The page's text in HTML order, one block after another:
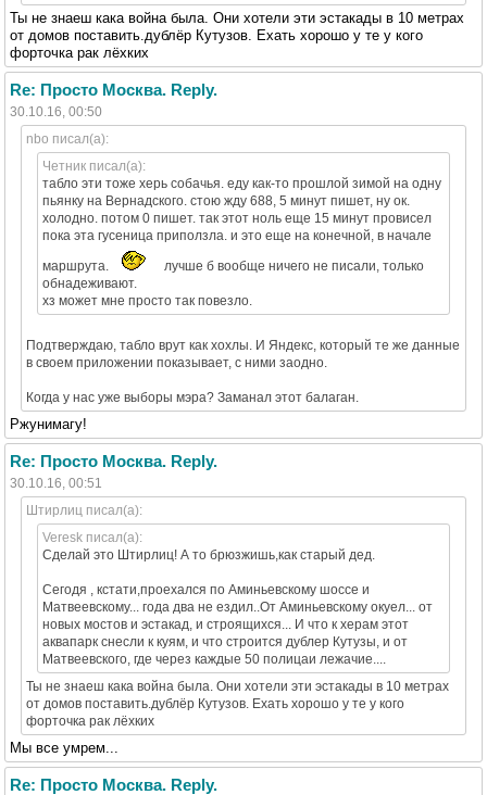
Ты не знаеш кака война была. Они хотели эти эстакады в 10 метрах
от домов поставить.дублёр Кутузов. Ехать хорошо у те у кого
форточка рак лёхких
Re: Просто Москва. Reply.
30.10.16, 00:50
nbo писал(а):
Четник писал(а):
табло эти тоже херь собачья. еду как-то прошлой зимой на одну
пьянку на Вернадского. стою жду 688, 5 минут пишет, ну ок.
холодно. потом 0 пишет. так этот ноль еще 15 минут провисел
пока эта гусеница приползла. и это еще на конечной, в начале
маршрута.
лучше б вообще ничего не писали, только
обнадеживают.
хз может мне просто так повезло.
Подтверждаю, табло врут как хохлы. И Яндекс, который те же данные
в своем приложении показывает, с ними заодно.
Когда у нас уже выборы мэра? Заманал этот балаган.
Ржунимагу!
Re: Просто Москва. Reply.
30.10.16, 00:51
Штирлиц писал(а):
Veresk писал(а):
Сделай это Штирлиц! А то брюзжишь,как старый дед.
Сегодя , кстати,проехался по Аминьевскому шоссе и
Матвеевскому... года два не ездил..От Аминьевскому окуел... от
новых мостов и эстакад, и строящихся... И что к херам этот
аквапарк снесли к куям, и что строится дублер Кутузы, и от
Матвеевского, где через каждые 50 полицаи лежачие....
Ты не знаеш кака война была. Они хотели эти эстакады в 10 метрах
от домов поставить.дублёр Кутузов. Ехать хорошо у те у кого
форточка рак лёхких
Мы все умрем...
Re: Просто Москва. Reply.